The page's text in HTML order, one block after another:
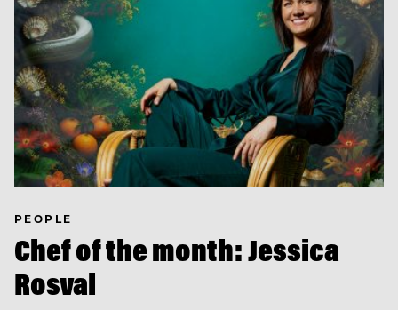
PEOPLE
Chef of the month: Jessica
Rosval